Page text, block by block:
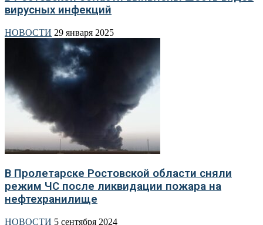
вирусных инфекций
НОВОСТИ 29 января 2025
В Пролетарске Ростовской области сняли
режим ЧС после ликвидации пожара на
нефтехранилище
НОВОСТИ 5 сентября 2024